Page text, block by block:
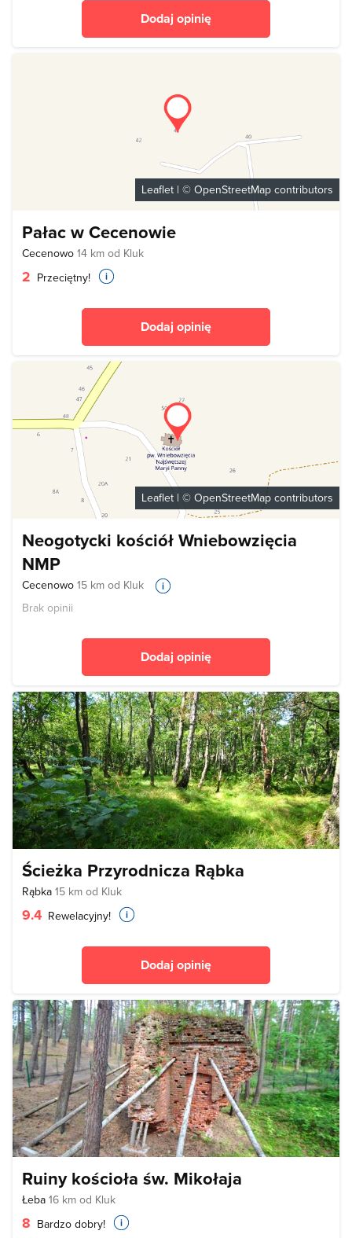
Dodaj opinię
Leaflet | © OpenStreetMap contributors
Pałac w Cecenowie
Cecenowo 14 km od Kluk
2 Przeciętny!
Dodaj opinię
Leaflet | © OpenStreetMap contributors
Neogotycki kościół Wniebowzięcia
NMP
Cecenowo 15 km od Kluk
Brak opinii
Dodaj opinię
Ścieżka Przyrodnicza Rąbka
Rąbka 15 km od Kluk
9.4 Rewelacyjny!
Dodaj opinię
Ruiny kościoła św. Mikołaja
Łeba 16 km od Kluk
8 Bardzo dobry!